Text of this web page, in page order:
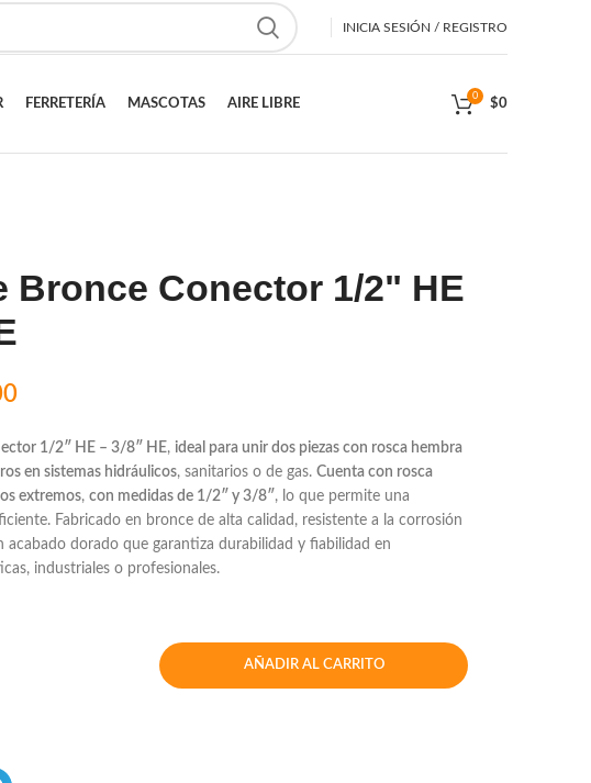
INICIA SESIÓN / REGISTRO
FERRETERÍA MASCOTAS AIRE LIBRE
0
$0
Bronce Conector 1/2" HE
1/2″ HE – 3/8″ HE, ideal para unir dos piezas con rosca hembra
en sistemas hidráulicos, sanitarios o de gas. Cuenta con rosca
extremos, con medidas de 1/2″ y 3/8″, lo que permite una
Fabricado en bronce de alta calidad, resistente a la corrosión
acabado dorado que garantiza durabilidad y fiabilidad en
industriales o profesionales.
AÑADIR AL CARRITO